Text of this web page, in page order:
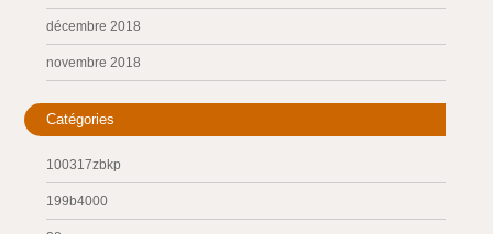
décembre 2018
novembre 2018
Catégories
100317zbkp
199b4000